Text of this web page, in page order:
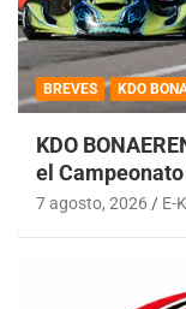
BREVES KDO
KDO
el
7 agosto, 2026 E-